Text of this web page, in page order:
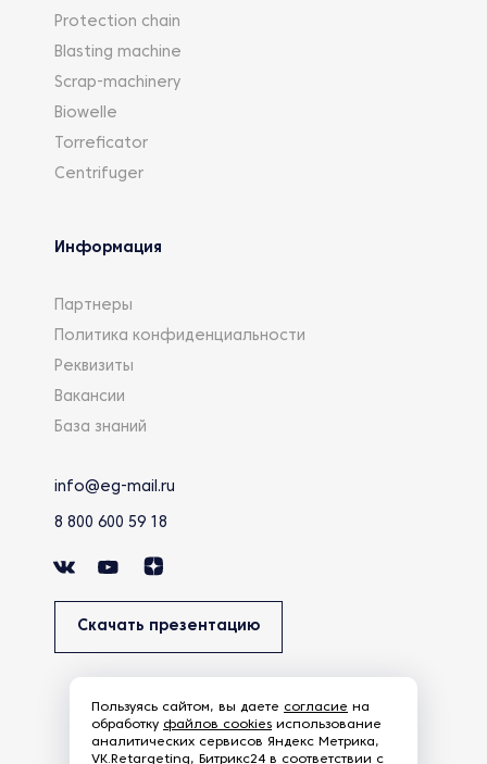
Protection chain
Blasting machine
Scrap-machinery
Biowelle
Torreficator
Centrifuger
Информация
Партнеры
Политика конфиденциальности
Реквизиты
Вакансии
База знаний
info@eg-mail.ru
8 800 600 59 18
Скачать презентацию
Пользуясь сайтом, вы даете согласие на
обработку файлов cookies использование
аналитических сервисов Яндекс Метрика,
VK.Retargeting, Битрикс24 в соответствии с